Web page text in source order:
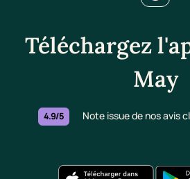
Téléchargez
May
4.9/5 Note issue de nos avis